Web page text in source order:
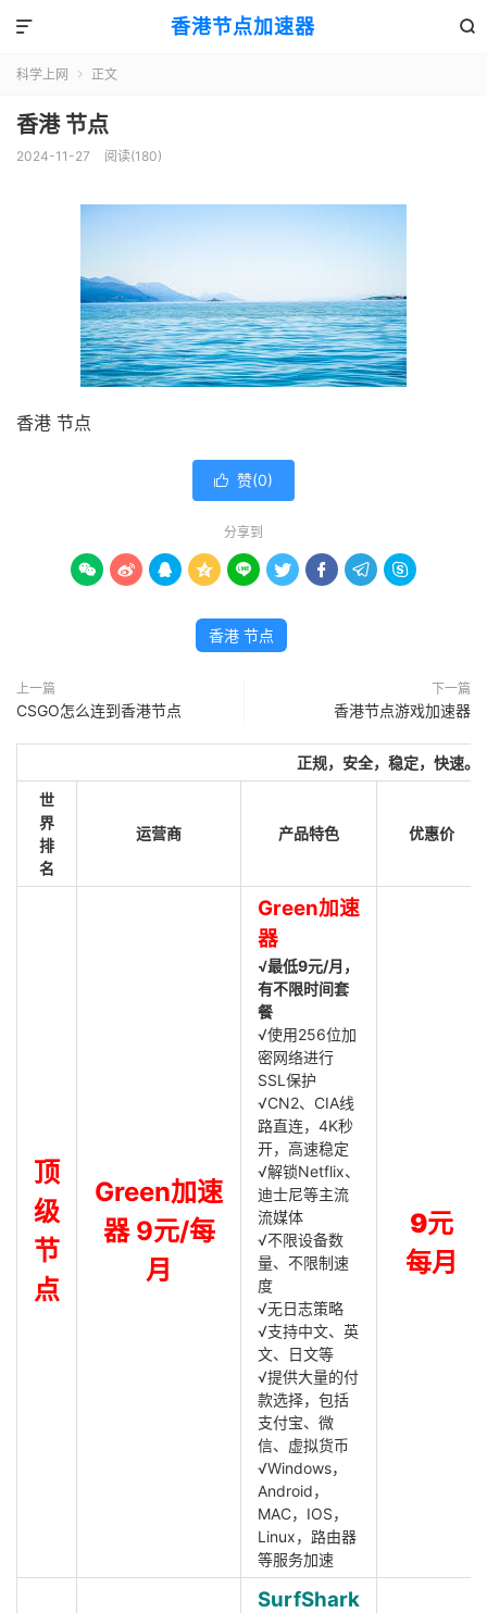
香港节点加速器 

科学上网  正文
香港 节点
2024-11-27 阅读(180)
香港 节点
 赞(0)
分享到
        
香港 节点
上一篇
CSGO怎么连到香港节点
下一篇
香港节点游戏加速器
正规，安全，稳定，快速。
世
界
排
名
运营商 产品特色 优惠价
顶
级
节
点
Green加速
器 9元/每
月
Green加速
器
√最低9元/月，
有不限时间套
餐
√使用256位加
密网络进行
SSL保护
√CN2、CIA线
路直连，4K秒
开，高速稳定
√解锁Netflix、
迪士尼等主流
流媒体
√不限设备数
量、不限制速
度
√无日志策略
√支持中文、英
文、日文等
√提供大量的付
款选择，包括
支付宝、微
信、虚拟货币
√Windows，
Android，
MAC，IOS，
Linux，路由器
等服务加速
9元
每月
SurfShark